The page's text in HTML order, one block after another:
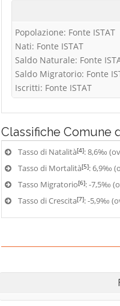
Popolazione: Fonte ISTAT
Nati: Fonte ISTAT
Saldo Naturale: Fonte
Saldo Migratorio: Fonte
Iscritti: Fonte ISTAT
Classifiche Comune
Tasso di Natalità[4]: 8,6‰
Tasso di Mortalità[5]: 6,9‰
Tasso Migratorio[6]: -7,5‰
Tasso di Crescita[7]: -5,9‰